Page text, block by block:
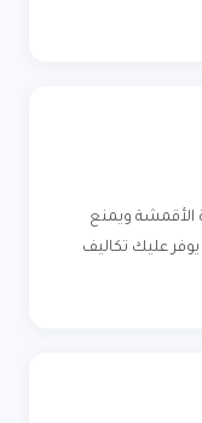
الأقمشة ويمنع
عليك تكاليف